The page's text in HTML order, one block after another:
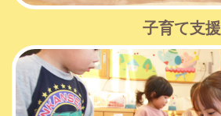
子育て支援